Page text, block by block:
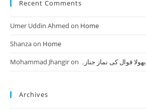
Recent Comments
Umer Uddin Ahmed on Home
Shanzaon Home
Mohammad Jhangiron بھولا قوال کی نماز جنازہ
Archives